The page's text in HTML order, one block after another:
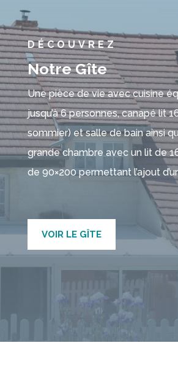
DÉCOUVREZ
Notre Gîte
Une pièce de vie avec cuisine
jusqu’à 6 personnes, canapé lit
sommier) et salle de bain ainsi
grande chambre avec un lit de
de 90×200 permettant l’ajout
VOIR LE GÎTE